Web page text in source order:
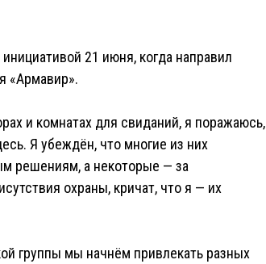
21 июня, когда направил
«Армавир».
и комнатах для свиданий, я поражаюсь,
Я убеждён, что многие из них
решениям, а некоторые — за
охраны, кричат, что я — их
группы мы начнём привлекать разных